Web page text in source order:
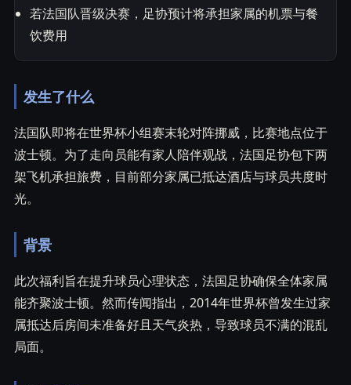
若法国队晋级决赛，足协预计将承担家属的机票与餐
饮费用
发生了什么
法国队即将在世界杯小组赛末轮对阵挪威，比赛地点位于
波士顿。为了走向员能有家人陪伴观战，法国足协包下两
架飞机承担旅费，目前部分家属已抵达酒店与球员共度时
光。
背景
此次福利旨在提升球员心理状态，法国足协确保全体家属
能齐聚波士顿。然而传闻指出，2014年世界杯曾发生过家
属抵达后房间未准备好且天气炎热，导致球员不满的混乱
局面。